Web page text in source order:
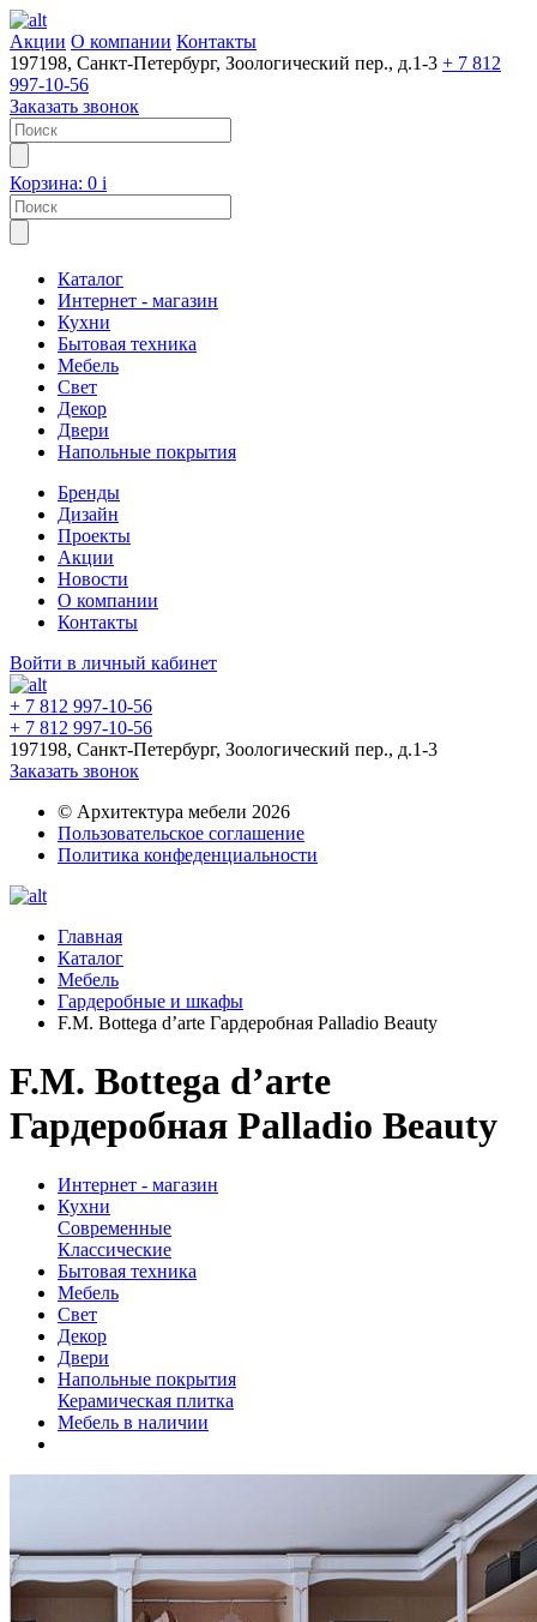
Акции О компании Контакты
197198, Санкт-Петербург, Зоологический пер., д.1-3 + 7 812
997-10-56
Заказать звонок
Корзина: 0 i
Каталог
Интернет - магазин
Кухни
Бытовая техника
Мебель
Свет
Декор
Двери
Напольные покрытия
Бренды
Дизайн
Проекты
Акции
Новости
О компании
Контакты
Войти в личный кабинет
+ 7 812 997-10-56
+ 7 812 997-10-56
197198, Санкт-Петербург, Зоологический пер., д.1-3
Заказать звонок
© Архитектура мебели 2026
Пользовательское соглашение
Политика конфеденциальности
Главная
Каталог
Мебель
Гардеробные и шкафы
F.M. Bottega d’arte Гардеробная Palladio Beauty
F.M. Bottega d’arte
Гардеробная Palladio Beauty
Интернет - магазин
Кухни
Современные
Классические
Бытовая техника
Мебель
Свет
Декор
Двери
Напольные покрытия
Керамическая плитка
Мебель в наличии